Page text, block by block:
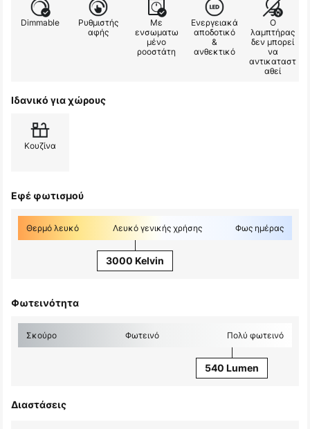
Dimmable
Ρυθμιστής
αφής
Με
ενσωματω
μένο
ροοστάτη
Ενεργειακά
αποδοτικό
&
ανθεκτικό
Ο
λαμπτήρας
δεν μπορεί
να
αντικαταστ
αθεί
Ιδανικό για χώρους
Κουζίνα
Εφέ φωτισμού
Θερμό λευκό Λευκό γενικής χρήσης Φως ημέρας
3000 Kelvin
Φωτεινότητα
Σκούρο Φωτεινό Πολύ φωτεινό
540 Lumen
Διαστάσεις